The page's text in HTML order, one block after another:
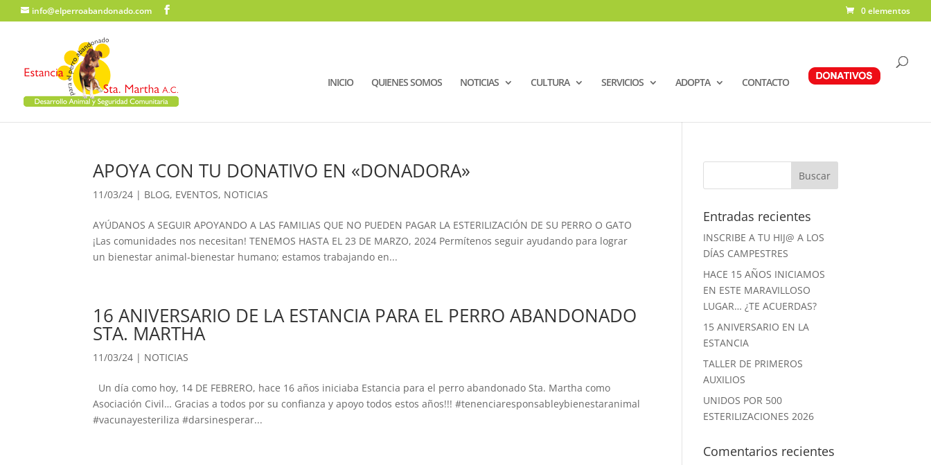
info@elperroabandonado.com 0 elementos
INICIO QUIENES SOMOS NOTICIAS CULTURA SERVICIOS ADOPTA CONTACTO
APOYA CON TU DONATIVO EN «DONADORA»
11/03/24 | BLOG, EVENTOS, NOTICIAS
AYÚDANOS A SEGUIR APOYANDO A LAS FAMILIAS QUE NO PUEDEN PAGAR LA ESTERILIZACIÓN DE SU PERRO O GATO
¡Las comunidades nos necesitan! TENEMOS HASTA EL 23 DE MARZO, 2024 Permítenos seguir ayudando para lograr
un bienestar animal-bienestar humano; estamos trabajando en...
16 ANIVERSARIO DE LA ESTANCIA PARA EL PERRO ABANDONADO
STA. MARTHA
11/03/24 | NOTICIAS
Un día como hoy, 14 DE FEBRERO, hace 16 años iniciaba Estancia para el perro abandonado Sta. Martha como
Asociación Civil… Gracias a todos por su confianza y apoyo todos estos años!!! #tenenciaresponsableybienestaranimal
#vacunayesteriliza #darsinesperar...
Entradas recientes
INSCRIBE A TU HIJ@ A LOS
DÍAS CAMPESTRES
HACE 15 AÑOS INICIAMOS
EN ESTE MARAVILLOSO
LUGAR… ¿TE ACUERDAS?
15 ANIVERSARIO EN LA
ESTANCIA
TALLER DE PRIMEROS
AUXILIOS
UNIDOS POR 500
ESTERILIZACIONES 2026
Comentarios recientes